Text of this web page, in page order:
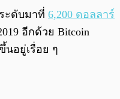
ะดับมาที่ 6,200 ดอลลาร์
อีกด้วย Bitcoin
นอยู่เรื่อย ๆ